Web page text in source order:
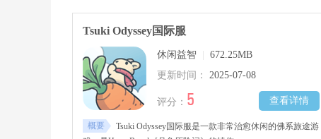
咪，帮助自己经营餐厅。
Tsuki Odyssey国际服
休闲益智
672.25MB
更新时间：
2025-07-08
查看详情
评分： 5
概要
Tsuki Odyssey国际服是一款非常治愈休闲的佛系旅途游